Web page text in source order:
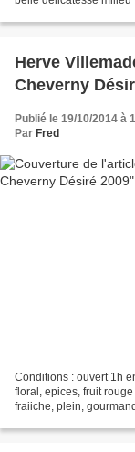
Herve
Cheverny
Publié le 19/10/2014 à
Par Fred
Conditions : ouvert 1h
floral, epices, fruit
fraiiche, plein,